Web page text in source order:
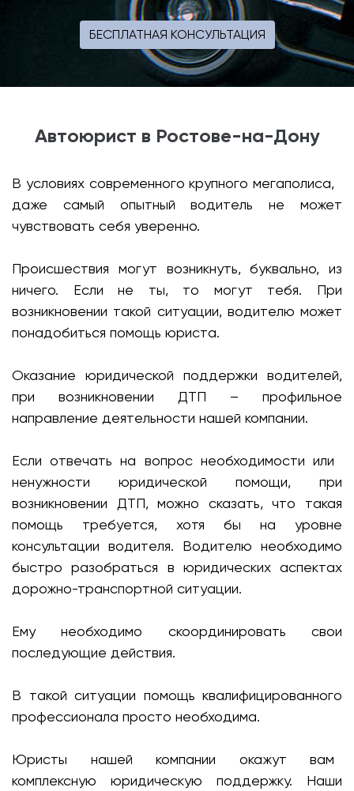
БЕСПЛАТНАЯ КОНСУЛЬТАЦИЯ
Автоюрист в Ростове-на-Дону
В условиях современного крупного мегаполиса,
даже самый опытный водитель не может
чувствовать себя уверенно.
Происшествия могут возникнуть, буквально, из
ничего. Если не ты, то могут тебя. При
возникновении такой ситуации, водителю может
понадобиться помощь юриста.
Оказание юридической поддержки водителей,
при возникновении ДТП – профильное
направление деятельности нашей компании.
Если отвечать на вопрос необходимости или
ненужности юридической помощи, при
возникновении ДТП, можно сказать, что такая
помощь требуется, хотя бы на уровне
консультации водителя. Водителю необходимо
быстро разобраться в юридических аспектах
дорожно-транспортной ситуации.
Ему необходимо скоординировать свои
последующие действия.
В такой ситуации помощь квалифицированного
профессионала просто необходима.
Юристы нашей компании окажут вам
комплексную юридическую поддержку. Наши